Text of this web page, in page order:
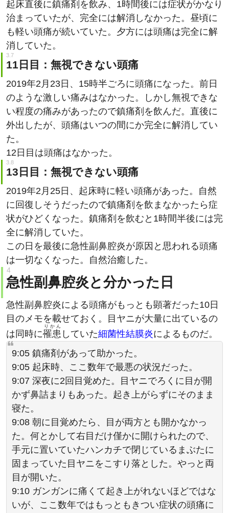
起床直後に鎮痛剤を飲み、1時間後には症状がかなり
治まっていたが、完全には解消しなかった。昼頃に
も軽い頭痛が続いていた。夕方には頭痛は完全に解
消していた。
11日目：無視できない頭痛
2019年2月23日、15時半ごろに頭痛になった。前日
のような激しい痛みはなかった。しかし無視できな
い程度の痛みがあったので鎮痛剤を飲んだ。直後に
外出したが、頭痛はいつの間にか完全に解消してい
た。
12日目は頭痛はなかった。
13日目：無視できない頭痛
2019年2月25日、起床時に軽い頭痛があった。自然
に回復しそうだったので鎮痛剤を飲まなかったら症
状がひどくなった。鎮痛剤を飲むと1時間半後には完
全に解消していた。
この日を最後に急性副鼻腔炎が原因と思われる頭痛
は一切なくなった。自然治癒した。
急性副鼻腔炎と分かった日
急性副鼻腔炎による頭痛がもっとも顕著だった10日
目のメモを載せておく。目ヤニが大量に出ているの
は同時に罹患
りかん
していた細菌性結膜炎によるものだ。
9:05 鎮痛剤があって助かった。
9:05 起床時、ここ数年で最悪の状況だった。
9:07 深夜に2回目覚めた。目ヤニでろくに目が開
かず鼻詰まりもあった。起き上がらずにそのまま
寝た。
9:08 朝に目覚めたら、目が両方とも開かなかっ
た。何とかして右目だけ僅かに開けられたので、
手元に置いていたハンカチで閉じているまぶたに
固まっていた目ヤニをこすり落とした。やっと両
目が開いた。
9:10 ガンガンに痛くて起き上がれないほどではな
いが、ここ数年ではもっともきつい症状の頭痛に